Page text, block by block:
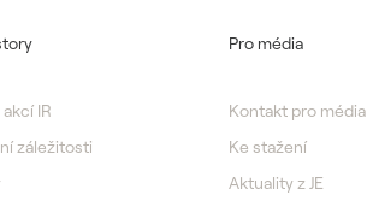
IR
záležitosti
Pro média
Kontakt pro média
Ke stažení
Aktuality z JE